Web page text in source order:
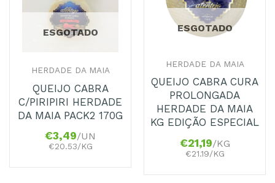
ESGOTADO
HERDADE DA MAIA
QUEIJO CABRA
C/PIRIPIRI HERDADE
DA MAIA PACK2 170G
€3,49/UN
€20.53/KG
ESGOTADO
HERDADE DA MAIA
QUEIJO CABRA CURA
PROLONGADA
HERDADE DA MAIA
KG EDIÇÃO ESPECIAL
€21,19/KG
€21.19/KG